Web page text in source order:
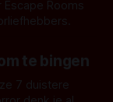
Rooms
te bingen
7 duistere